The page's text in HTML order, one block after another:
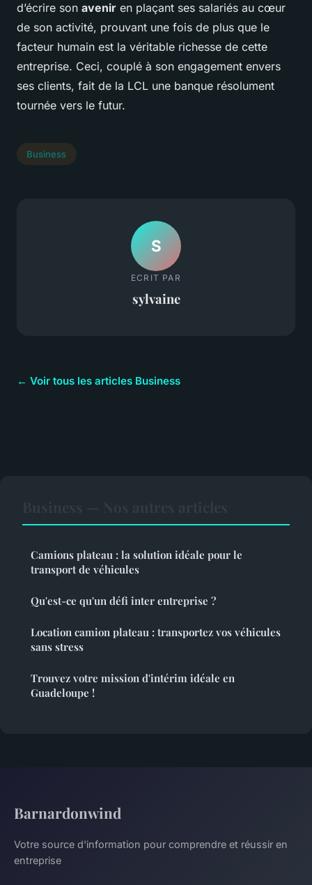
d’écrire son avenir en plaçant ses salariés au cœur
de son activité, prouvant une fois de plus que le
facteur humain est la véritable richesse de cette
entreprise. Ceci, couplé à son engagement envers
ses clients, fait de la LCL une banque résolument
tournée vers le futur.
Business
S
ECRIT PAR
sylvaine
← Voir tous les articles Business
Camions plateau : la solution idéale pour le
transport de véhicules
Qu'est-ce qu'un défi inter entreprise ?
Location camion plateau : transportez vos véhicules
sans stress
Trouvez votre mission d'intérim idéale en
Guadeloupe !
Barnardonwind
Votre source d'information pour comprendre et réussir en
entreprise